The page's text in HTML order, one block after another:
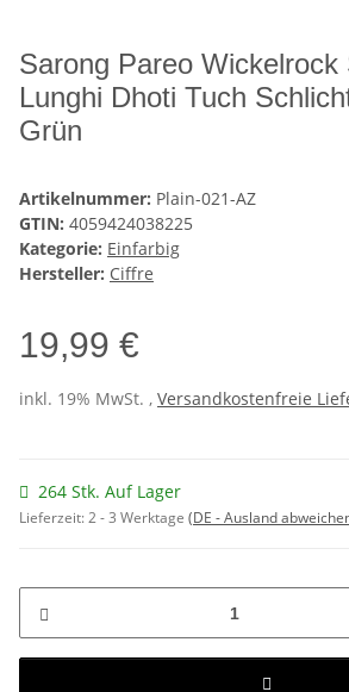
Sarong Pareo Wickelrock
Lunghi Dhoti Tuch
Grün
Artikelnummer: Plain-021-AZ
GTIN: 4059424038225
Kategorie: Einfarbig
Hersteller: Ciffre
19,99 €
inkl. 19% MwSt. , Versandkostenfreie
264 Stk. Auf Lager
Lieferzeit:2 - 3 Werktage (DE - Ausland